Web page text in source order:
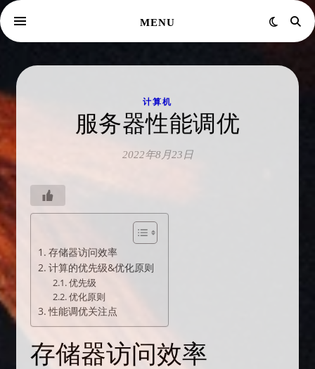
MENU
计算机
服务器性能调优
2022年8月23日
存储器访问效率
计算的优先级&优化原则
优先级
优化原则
性能调优关注点
存储器访问效率